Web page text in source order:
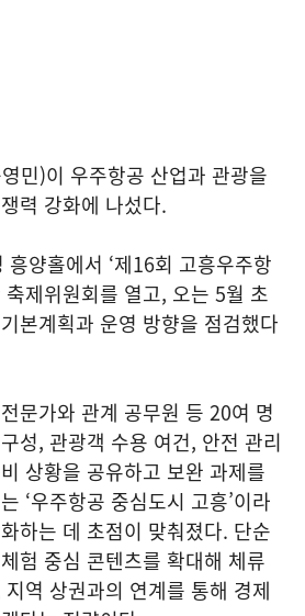
민)이 우주항공 산업과 관광을
력 강화에 나섰다.
양홀에서 ‘제16회 고흥우주항
축제위원회를 열고, 오는 5월 초
본계획과 운영 방향을 점검했다
문가와 관계 공무원 등 20여 명
성, 관광객 수용 여건, 안전 관리
상황을 공유하고 보완 과제를
‘우주항공 중심도시 고흥’이라
하는 데 초점이 맞춰졌다. 단순
험 중심 콘텐츠를 확대해 체류
역 상권과의 연계를 통해 경제